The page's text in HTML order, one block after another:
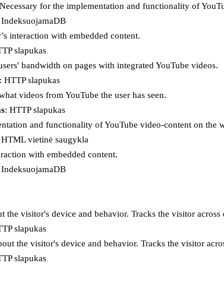
Necessary for the implementation and functionality of
IndeksuojamaDB
interaction with embedded content.
slapukas
bandwidth on pages with integrated YouTube videos.
: HTTP slapukas
videos from YouTube the user has seen.
: HTTP slapukas
and functionality of YouTube video-content on the
HTML vietinė saugykla
with embedded content.
IndeksuojamaDB
the visitor's device and behavior. Tracks the visitor
slapukas
the visitor's device and behavior. Tracks the visitor
slapukas